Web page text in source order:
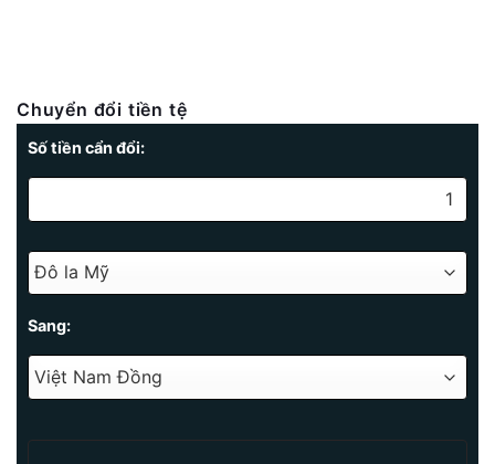
Chuyển đổi tiền tệ
Số tiền cẩn đổi:
Sang: